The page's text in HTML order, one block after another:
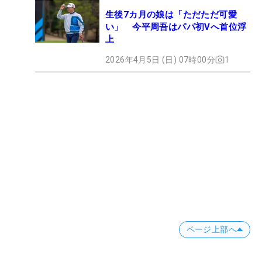
生後7カ月の娘は「ただただ可愛
い」 今平周吾はパパ初Vへ首位浮
上
2026年4月5日 (日) 07時00分 1
ページ上部へ